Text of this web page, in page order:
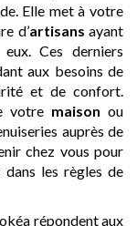
Elle met à votre
d’artisans ayant
Ces derniers
aux besoins de
et de confort.
votre maison ou
auprès de
chez vous pour
dans les règles de
répondent aux